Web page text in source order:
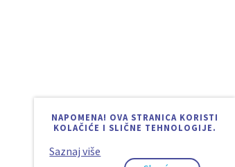
NAPOMENA! OVA STRANICA KORISTI
KOLAČIĆE I SLIČNE TEHNOLOGIJE.
Saznaj više